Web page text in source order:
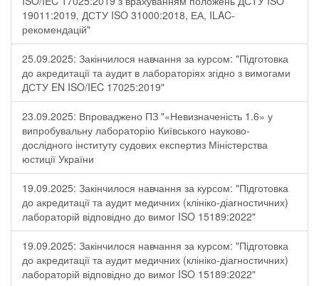
19011:2019, ДСТУ ISO 31000:2018, ЕА, ILAC-
рекомендацій"
25.09.2025: Закінчилося навчання за курсом: "Підготовка
до акредитації та аудит в лабораторіях згідно з вимогами
ДСТУ EN ISO/IEC 17025:2019"
23.09.2025: Впроваджено ПЗ "«Невизначеність 1.6» у
випробувальну лабораторію Київського науково-
дослідного інституту судових експертиз Міністерства
юстиції України
19.09.2025: Закінчилося навчання за курсом: "Підготовка
до акредитації та аудит медичних (клініко-діагностичних)
лабораторій відповідно до вимог ISO 15189:2022"
19.09.2025: Закінчилося навчання за курсом: "Підготовка
до акредитації та аудит медичних (клініко-діагностичних)
лабораторій відповідно до вимог ISO 15189:2022"